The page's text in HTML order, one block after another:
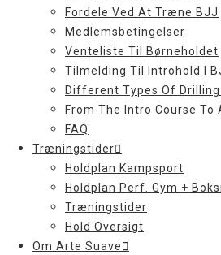
Fordele Ved At Træne BJJ
Medlemsbetingelser
Venteliste Til Børneholdet
Tilmelding Til Introhold I
Different Types Of
From The Intro Course To
FAQ
Træningstider
Holdplan Kampsport
Holdplan Perf. Gym +
Træningstider
Hold Oversigt
Om Arte Suave